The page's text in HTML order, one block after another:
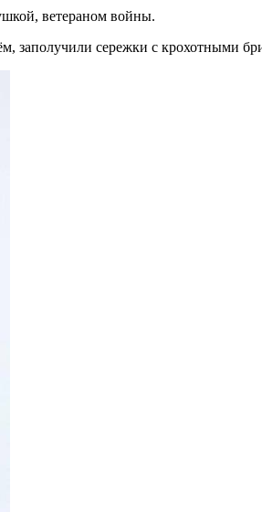
ветераном войны.
заполучили сережки с крохотными